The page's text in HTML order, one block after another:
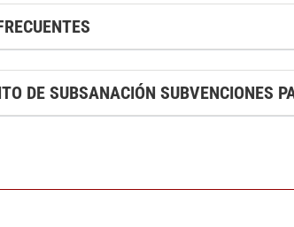
DE SUBSANACIÓN SUBVENCIONES